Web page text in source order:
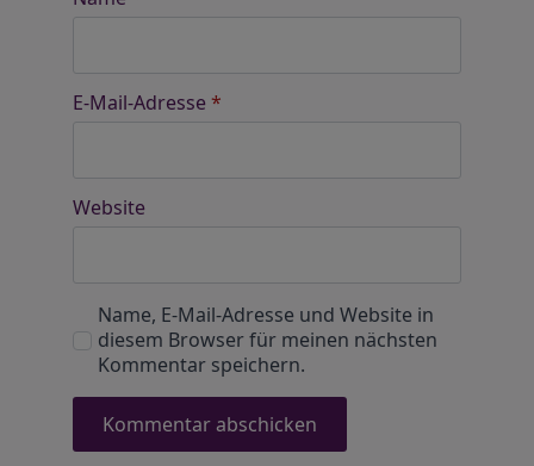
E-Mail-Adresse *
Website
Name, E-Mail-Adresse und Website in
diesem Browser für meinen nächsten
Kommentar speichern.